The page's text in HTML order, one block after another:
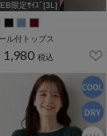
限定ｻｲｽﾞ[3L]
ル付トップス
1,980 税込